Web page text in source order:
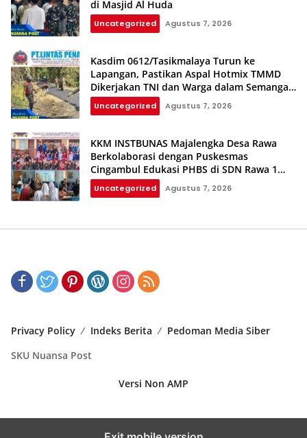
di Masjid Al Huda
Uncategorized Agustus 7, 2026
Kasdim 0612/Tasikmalaya Turun ke
Lapangan, Pastikan Aspal Hotmix TMMD
Dikerjakan TNI dan Warga dalam Semangat
Gotong Royong
Uncategorized Agustus 7, 2026
KKM INSTBUNAS Majalengka Desa Rawa
Berkolaborasi dengan Puskesmas
Cingambul Edukasi PHBS di SDN Rawa 1
dan SDN Rawa 3
Uncategorized Agustus 7, 2026
Privacy Policy Indeks Berita
Pedoman Media Siber
SKU Nuansa Post
Versi Non AMP